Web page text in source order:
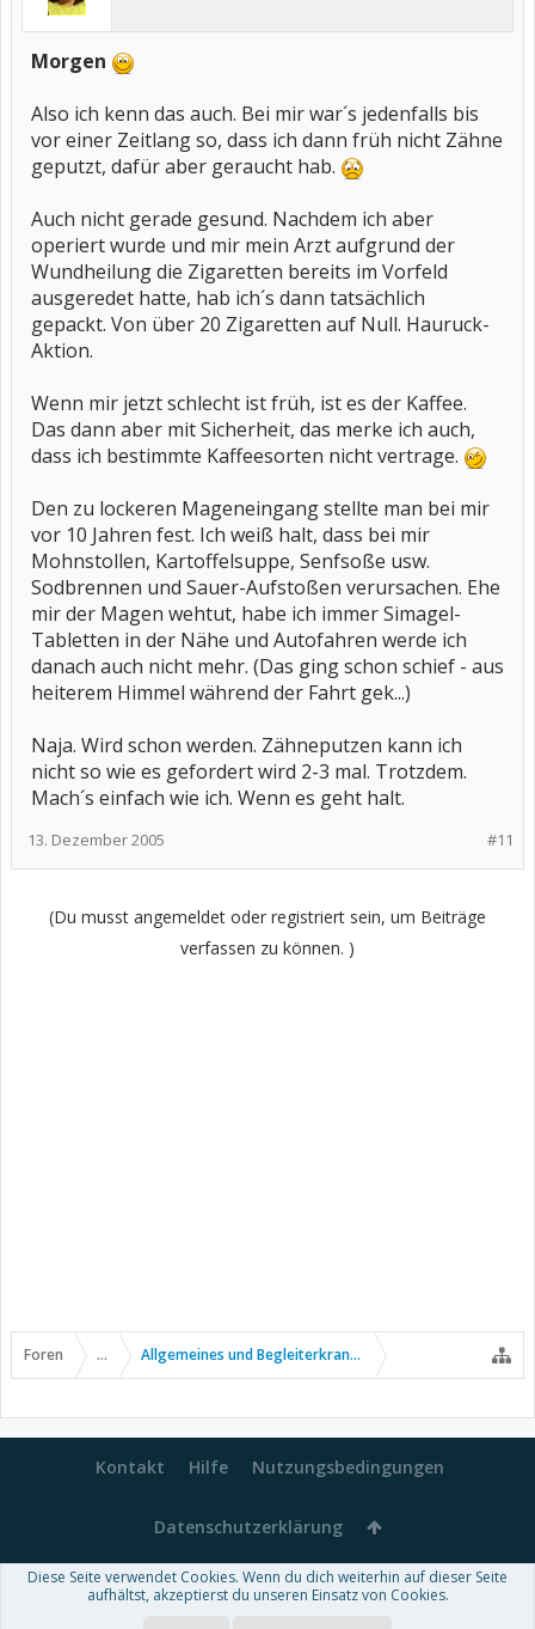
Morgen
Also ich kenn das auch. Bei mir war´s jedenfalls bis
vor einer Zeitlang so, dass ich dann früh nicht Zähne
geputzt, dafür aber geraucht hab.
Auch nicht gerade gesund. Nachdem ich aber
operiert wurde und mir mein Arzt aufgrund der
Wundheilung die Zigaretten bereits im Vorfeld
ausgeredet hatte, hab ich´s dann tatsächlich
gepackt. Von über 20 Zigaretten auf Null. Hauruck-
Aktion.
Wenn mir jetzt schlecht ist früh, ist es der Kaffee.
Das dann aber mit Sicherheit, das merke ich auch,
dass ich bestimmte Kaffeesorten nicht vertrage.
Den zu lockeren Mageneingang stellte man bei mir
vor 10 Jahren fest. Ich weiß halt, dass bei mir
Mohnstollen, Kartoffelsuppe, Senfsoße usw.
Sodbrennen und Sauer-Aufstoßen verursachen. Ehe
mir der Magen wehtut, habe ich immer Simagel-
Tabletten in der Nähe und Autofahren werde ich
danach auch nicht mehr. (Das ging schon schief - aus
heiterem Himmel während der Fahrt gek...)
Naja. Wird schon werden. Zähneputzen kann ich
nicht so wie es gefordert wird 2-3 mal. Trotzdem.
Mach´s einfach wie ich. Wenn es geht halt.
#11
13. Dezember 2005
(Du musst angemeldet oder registriert sein, um Beiträge
verfassen zu können. )
Foren ... Allgemeines und Begleiterkrankungen
Kontakt Hilfe Nutzungsbedingungen
Datenschutzerklärung
Forum software by XenForo™-Deutsch von xenDach
Diese Seite verwendet Cookies. Wenn du dich weiterhin auf dieser Seite
aufhältst, akzeptierst du unseren Einsatz von Cookies.